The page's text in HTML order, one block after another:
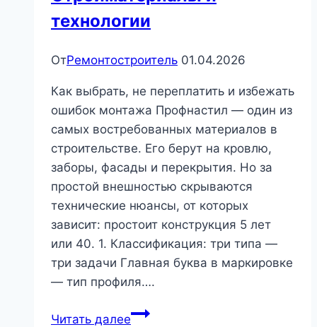
технологии
ОтРемонтостроитель 01.04.2026
Как выбрать, не переплатить и избежать
ошибок монтажа Профнастил — один из
самых востребованных материалов в
строительстве. Его берут на кровлю,
заборы, фасады и перекрытия. Но за
простой внешностью скрываются
технические нюансы, от которых
зависит: простоит конструкция 5 лет
или 40. 1. Классификация: три типа —
три задачи Главная буква в маркировке
— тип профиля….
Читать далееПрофнастил: